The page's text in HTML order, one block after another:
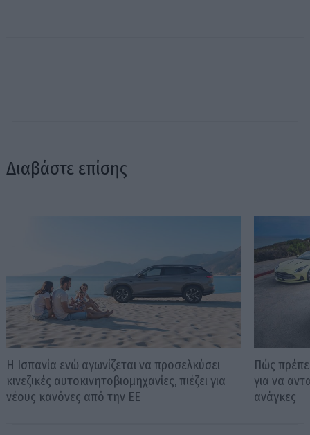
Διαβάστε επίσης
Η Ισπανία ενώ αγωνίζεται να προσελκύσει
κινεζικές αυτοκινητοβιομηχανίες, πιέζει για
νέους κανόνες από την ΕΕ
Πώς
για να
ανάγκες